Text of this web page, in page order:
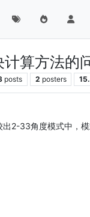
算方法的
posts 2 posters
2-33角度模式中，